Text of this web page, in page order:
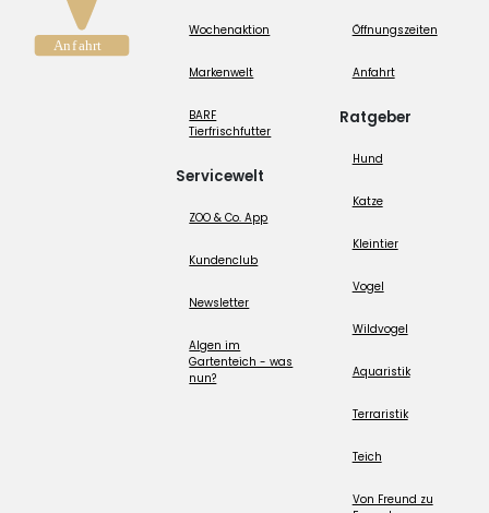
Wochenaktion
Markenwelt
BARF
Tierfrischfutter
Servicewelt
ZOO & Co. App
Kundenclub
Newsletter
Algen im
Gartenteich - was
nun?
Öffnungszeiten
Anfahrt
Ratgeber
Hund
Katze
Kleintier
Vogel
Wildvogel
Aquaristik
Terraristik
Teich
Von Freund zu